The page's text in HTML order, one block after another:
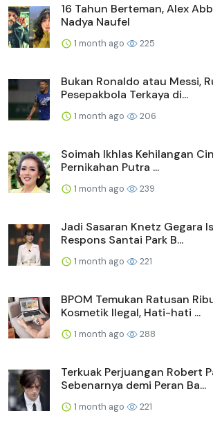
16 Tahun Berteman, Alex
Nadya Naufel
1 month ago 225
Bukan Ronaldo atau Messi,
Pesepakbola Terkaya di...
1 month ago 206
Soimah Ikhlas Kehilangan
Pernikahan Putra ...
1 month ago 239
Jadi Sasaran Knetz Gegara
Respons Santai Park B...
1 month ago 221
BPOM Temukan Ratusan
Kosmetik Ilegal, Hati-hati ...
1 month ago 288
Terkuak Perjuangan Robert
Sebenarnya demi Peran Ba...
1 month ago 221